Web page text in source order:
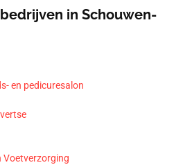
in Schouwen-
en pedicuresalon
Voetverzorging